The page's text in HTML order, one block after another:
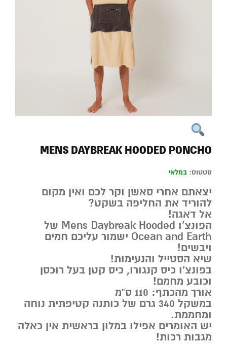
MENS DAYBREAK HOODED PONCHO
סטטוס: במלאי
יצאתם אחרי סאשן וקר לכם ואין מקום
להוריד את החליפה בשקט?
אל דאגה!
הפונצ’ו Mens Daybreak Hooded של
Ocean and Earth ישמור עליכם חמים
ויבשים!
שיא הסטייל והנעימות!
בפונצ’ו כיס קנגורו, כיס קטן בעל רוכסן
וכובע מחמם!
אורך מהכתף: 110 ס”מ
במשקל 340 גרם של כותנה קטיפתית נוחה
ומחממת.
יש האומרים אפילו במלון בראשית אין כאלה
מגבות רכות!